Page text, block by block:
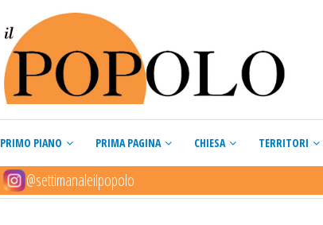
PRIMO PIANO PRIMA PAGINA CHIESA TERRITORI
@settimanaleilpopolo